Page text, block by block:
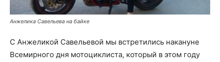
Анжелика Савельева на байке
С Анжеликой Савельевой мы встретились накануне
Всемирного дня мотоциклиста, который в этом году